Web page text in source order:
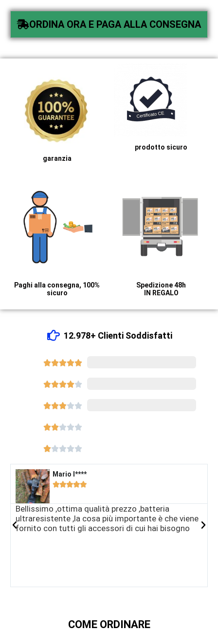
ORDINA ORA E PAGA ALLA CONSEGNA
garanzia
prodotto sicuro
Paghi alla consegna, 100%
sicuro
Spedizione 48h
IN REGALO
12.978+ Clienti Soddisfatti





Mario I****​

Bellissimo ,ottima qualità prezzo ,batteria
ultraresistente ,la cosa più importante è che viene
fornito con tutti gli accessori di cui hai bisogno
COME ORDINARE